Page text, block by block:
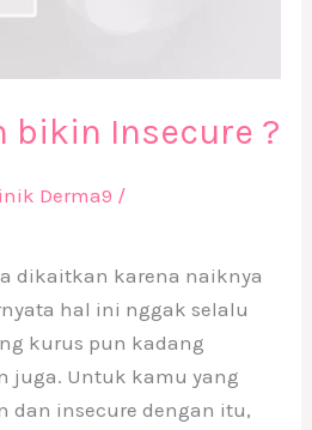
bikin Insecure ?
Derma9 /
dikaitkan karena naiknya
hal ini nggak selalu
kurus pun kadang
juga. Untuk kamu yang
dan insecure dengan itu,